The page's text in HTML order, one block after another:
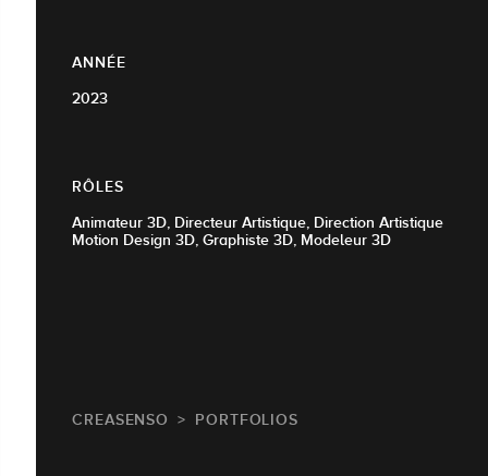
ANNÉE
2023
RÔLES
Animateur 3D, Directeur Artistique, Direction Artistique
Motion Design 3D, Graphiste 3D, Modeleur 3D
CREASENSO PORTFOLIOS